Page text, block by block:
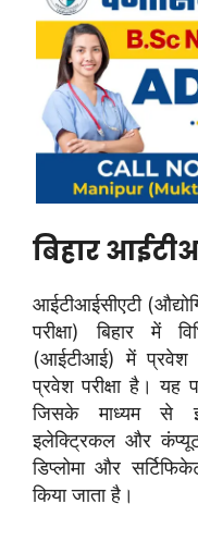
बिहार
आईटीआईसीएटी
परीक्षा) बिहार में
(आईटीआई) में प्रवेश
प्रवेश परीक्षा है। यह
जिसके माध्यम से
इलेक्ट्रिकल और
डिप्लोमा और
किया जाता है।